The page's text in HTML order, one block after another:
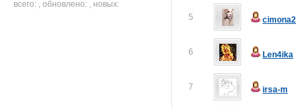
5 cimona2
6 Len4ika
7 irsa-m
всего: , обновлено: , новых: